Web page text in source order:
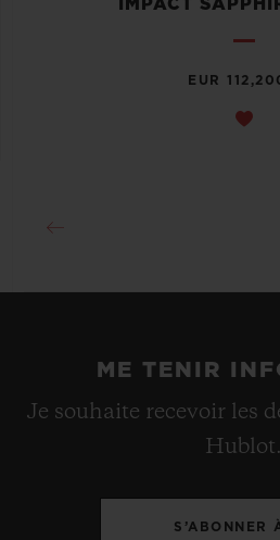
IMPACT
EUR
ME TENIR
Je souhaite recevoir les
Hublot.
S’ABONNER